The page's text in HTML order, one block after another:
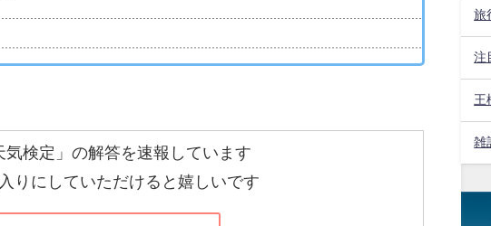
気検定」の解答を速報しています
りにしていただけると嬉しいです
旅
注
王
雑